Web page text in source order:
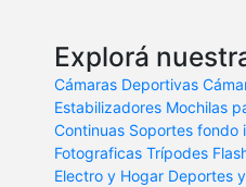
Explorá
Cámaras Deportivas
Estabilizadores Mochilas
Continuas Soportes fondo
Fotograficas Trípodes
Electro y Hogar Deportes